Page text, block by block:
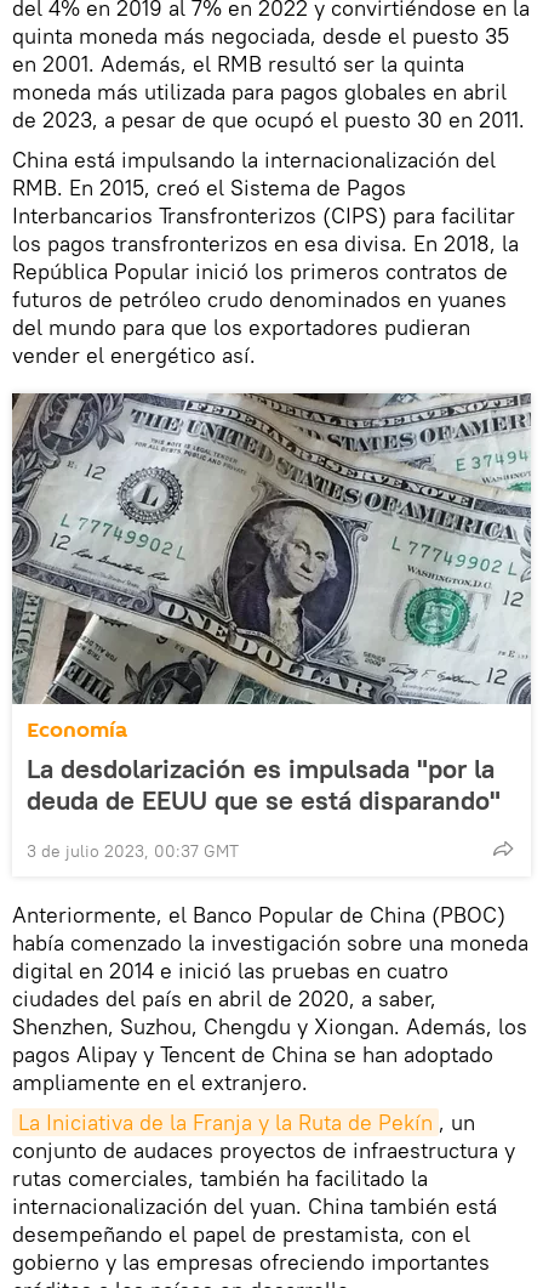
del 4% en 2019 al 7% en 2022 y convirtiéndose en la
quinta moneda más negociada, desde el puesto 35
en 2001. Además, el RMB resultó ser la quinta
moneda más utilizada para pagos globales en abril
de 2023, a pesar de que ocupó el puesto 30 en 2011.
China está impulsando la internacionalización del
RMB. En 2015, creó el Sistema de Pagos
Interbancarios Transfronterizos (CIPS) para facilitar
los pagos transfronterizos en esa divisa. En 2018, la
República Popular inició los primeros contratos de
futuros de petróleo crudo denominados en yuanes
del mundo para que los exportadores pudieran
vender el energético así.
Economía
La desdolarización es impulsada "por la
deuda de EEUU que se está disparando"
3 de julio 2023, 00:37 GMT
Anteriormente, el Banco Popular de China (PBOC)
había comenzado la investigación sobre una moneda
digital en 2014 e inició las pruebas en cuatro
ciudades del país en abril de 2020, a saber,
Shenzhen, Suzhou, Chengdu y Xiongan. Además, los
pagos Alipay y Tencent de China se han adoptado
ampliamente en el extranjero.
La Iniciativa de la Franja y la Ruta de Pekín , un
conjunto de audaces proyectos de infraestructura y
rutas comerciales, también ha facilitado la
internacionalización del yuan. China también está
desempeñando el papel de prestamista, con el
gobierno y las empresas ofreciendo importantes